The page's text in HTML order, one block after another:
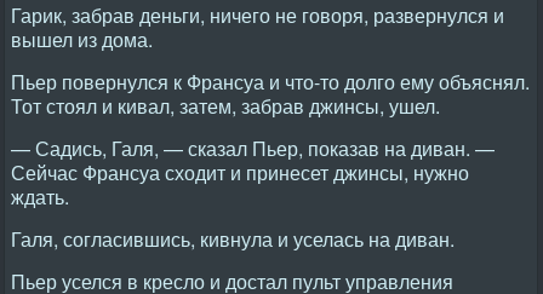
Гарик, забрав деньги, ничего не говоря, развернулся и
вышел из дома.
Пьер повернулся к Франсуа и что-то долго ему объяснял.
Тот стоял и кивал, затем, забрав джинсы, ушел.
— Садись, Галя, — сказал Пьер, показав на диван. —
Сейчас Франсуа сходит и принесет джинсы, нужно
ждать.
Галя, согласившись, кивнула и уселась на диван.
Пьер уселся в кресло и достал пульт управления